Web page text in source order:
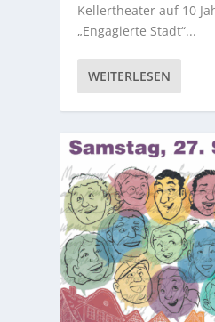
Kellertheater auf 10
„Engagierte Stadt“...
WEITERLESEN